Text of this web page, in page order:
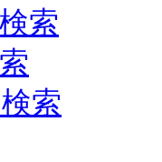
索
索